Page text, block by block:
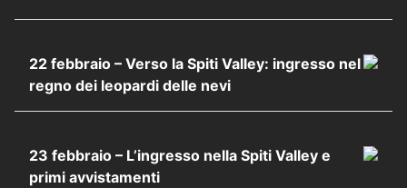
22 febbraio – Verso la Spiti Valley: ingresso nel
regno dei leopardi delle nevi
23 febbraio – L’ingresso nella Spiti Valley e
primi avvistamenti